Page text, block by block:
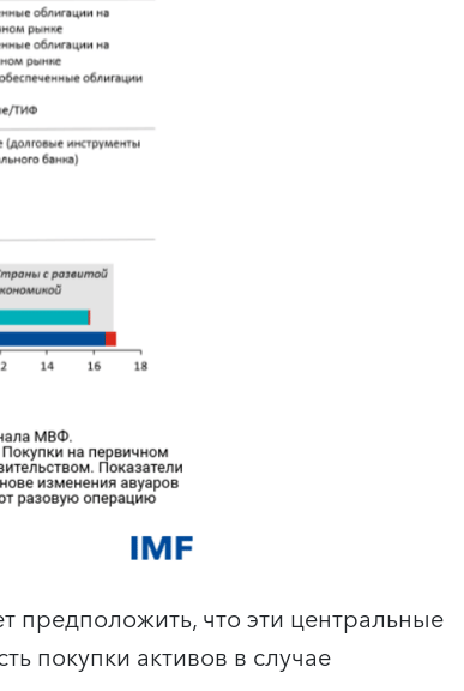
предположить, что эти центральные
покупки активов в случае